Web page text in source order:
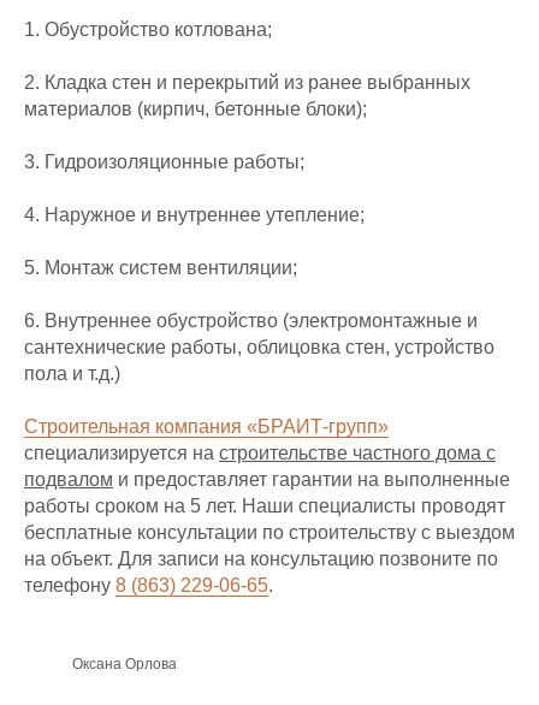
1. Обустройство котлована;
2. Кладка стен и перекрытий из ранее выбранных
материалов (кирпич, бетонные блоки);
3. Гидроизоляционные работы;
4. Наружное и внутреннее утепление;
5. Монтаж систем вентиляции;
6. Внутреннее обустройство (электромонтажные и
сантехнические работы, облицовка стен, устройство
пола и т.д.)
Строительная компания «БРАИТ-групп»
специализируется на строительстве частного дома с
подвалом и предоставляет гарантии на выполненные
работы сроком на 5 лет. Наши специалисты проводят
бесплатные консультации по строительству с выездом
на объект. Для записи на консультацию позвоните по
телефону 8 (863) 229-06-65.
Оксана Орлова